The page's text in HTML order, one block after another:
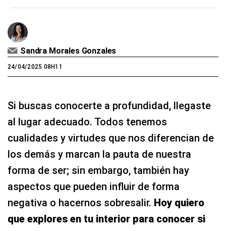
Sandra Morales Gonzales
24/04/2025 08H11
Si buscas conocerte a profundidad, llegaste
al lugar adecuado. Todos tenemos
cualidades y virtudes que nos diferencian de
los demás y marcan la pauta de nuestra
forma de ser; sin embargo, también hay
aspectos que pueden influir de forma
negativa o hacernos sobresalir. Hoy quiero
que explores en tu interior para conocer si